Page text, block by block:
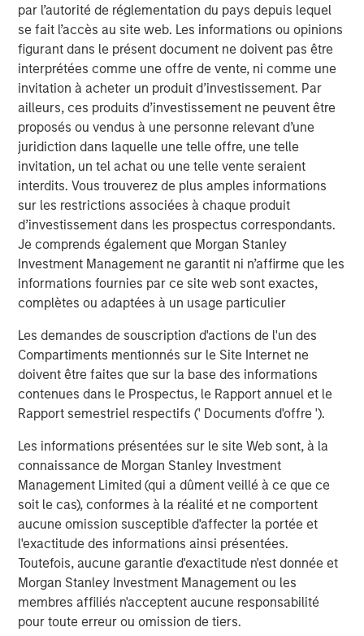
par l’autorité de réglementation du pays depuis lequel
se fait l’accès au site web. Les informations ou opinions
figurant dans le présent document ne doivent pas être
interprétées comme une offre de vente, ni comme une
invitation à acheter un produit d’investissement. Par
ailleurs, ces produits d’investissement ne peuvent être
proposés ou vendus à une personne relevant d’une
juridiction dans laquelle une telle offre, une telle
invitation, un tel achat ou une telle vente seraient
interdits. Vous trouverez de plus amples informations
sur les restrictions associées à chaque produit
d’investissement dans les prospectus correspondants.
Je comprends également que Morgan Stanley
Investment Management ne garantit ni n’affirme que les
informations fournies par ce site web sont exactes,
complètes ou adaptées à un usage particulier
Les demandes de souscription d'actions de l'un des
Compartiments mentionnés sur le Site Internet ne
doivent être faites que sur la base des informations
contenues dans le Prospectus, le Rapport annuel et le
Rapport semestriel respectifs (' Documents d'offre ').
Les informations présentées sur le site Web sont, à la
connaissance de Morgan Stanley Investment
Management Limited (qui a dûment veillé à ce que ce
soit le cas), conformes à la réalité et ne comportent
aucune omission susceptible d'affecter la portée et
l'exactitude des informations ainsi présentées.
Toutefois, aucune garantie d'exactitude n'est donnée et
Morgan Stanley Investment Management ou les
membres affiliés n'acceptent aucune responsabilité
pour toute erreur ou omission de tiers.
accomplishments,” said Eric Kanter, Managing Director of
Morgan Stanley Capital Partners. “Our investment in
Fisher continues upon MSCP’s success in partnering with
Family/founder-owned businesses.”
Mr. Donofrio will work from the company’s headquarters
in Buffalo Grove, Illinois.
About Fisher Container Holdings, LLC
Based in Buffalo Grove, Illinois, Fisher Container is a
leading provider of cleanroom and consumer packaging
for the healthcare, snack, organic “better-for-you” and
produce markets. The company excels in the design of
value-added printed, laminated and stand up pouch
packaging for the most demanding applications. With an
in-house graphics department, Fisher Container and its
most recent acquisition, Packaging Products Corporation
(PPC), is focused on exceptional speed to market and
excels in delivering service, quality and technology to its
valued customer base. The company is privately owned
About Morgan Stanley Capital Partners
Morgan Stanley Capital Partners, part of Morgan Stanley
Investment Management, is a leading middle-market
private equity platform that has invested capital in a
broad spectrum of industries for over two decades.
Morgan Stanley Capital Partners focuses on privately
negotiated equity and equity-related investments